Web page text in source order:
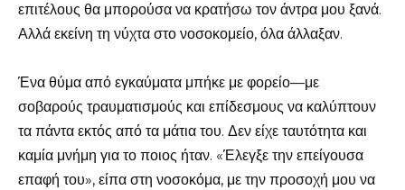
επιτέλους θα μπορούσα να κρατήσω τον άντρα μου ξανά.
Αλλά εκείνη τη νύχτα στο νοσοκομείο, όλα άλλαξαν.
Ένα θύμα από εγκαύματα μπήκε με φορείο—με
σοβαρούς τραυματισμούς και επίδεσμους να καλύπτουν
τα πάντα εκτός από τα μάτια του. Δεν είχε ταυτότητα και
καμία μνήμη για το ποιος ήταν. «Έλεγξε την επείγουσα
επαφή του», είπα στη νοσοκόμα, με την προσοχή μου να